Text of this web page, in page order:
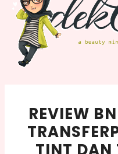
REVIEW